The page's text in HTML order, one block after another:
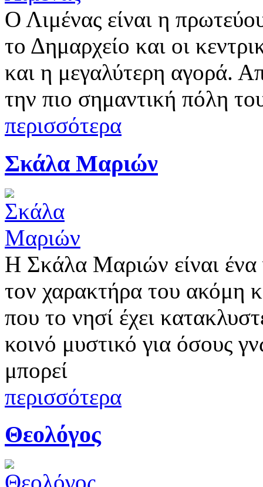
Ο Λιμένας είναι η
το Δημαρχείο και οι
και η μεγαλύτερη αγορά.
την πιο σημαντική πόλη
περισσότερα
Σκάλα Μαριών
Η Σκάλα Μαριών είναι ένα
τον χαρακτήρα του ακόμη
που το νησί έχει
κοινό μυστικό για όσους
μπορεί
περισσότερα
Θεολόγος